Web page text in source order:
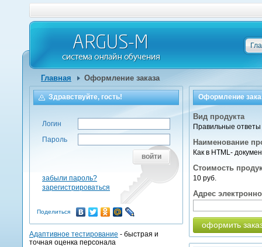
Главная Оформление заказа
Оформление
Вид продукта
Правильные ответы
Наименование
Как в HTML-
Стоимость
10 руб.
Адрес
оформить
Здравствуйте, гость!
Логин
Пароль
войти
забыли пароль?
зарегистрироваться
Поделиться
Адаптивное тестирование - быстрая и
точная оценка персонала